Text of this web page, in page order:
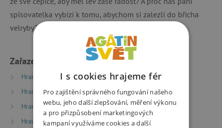
spisovatelka vybízí k tomu, abychom si zalezli do břicha
velryby?
Zařazeno v kategoriích
Hračky dle typu Knihy
Pohádky
Hračky dle typu
Knihy
Beletrie pro děti
Hračky dle věku
Hry a hračky pro předškoláky
Hračky dle věku
Hry a hračky pro děti od 6 let
I s cookies hrajeme fér
Pro zajištění správného fungování našeho
webu, jeho další zlepšování, měření výkonu
a pro přizpůsobení marketingových
kampaní využíváme cookies a další